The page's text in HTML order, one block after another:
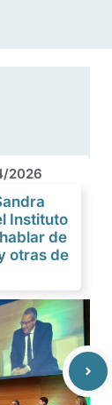
2026
Instituto
de
otras de